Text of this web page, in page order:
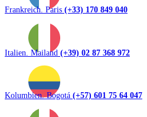
Frankreich. Paris (+33) 170 849 040
Italien. Mailand (+39) 02 87 368 972
Kolumbien. Bogotá (+57) 601 75 64 047